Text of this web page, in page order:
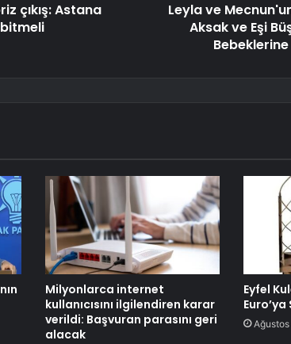
çıkış: Astana
Leyla ve
Aksak ve Eşi
Milyonlarca internet
kullanıcısını ilgilendiren karar
verildi: Başvuran parasını geri
alacak
Eyfel
Euro’ya